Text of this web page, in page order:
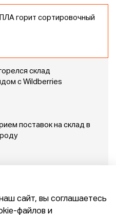
горит сортировочный
склад
с Wildberries
поставок на склад в
сайт, вы соглашаетесь
файлов и